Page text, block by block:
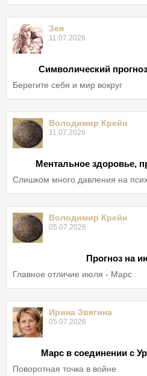
Зея
11.07.2026
Символический
Берегите себя и мир вокруг
Володимир Крейн
11.07.2026
Ментальное здоровье,
Слишком много давления на
Володимир Крейн
05.07.2026
Прогноз на
Главное отличие июля - Марс
Ирина Звягина
05.07.2026
Марс в соединении с
Поворотная точка в войне